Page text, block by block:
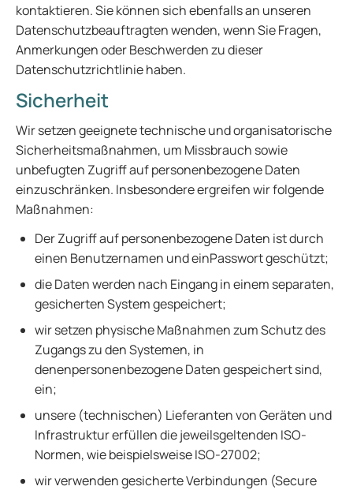
kontaktieren. Sie können sich ebenfalls an unseren
Datenschutzbeauftragten wenden, wenn Sie Fragen,
Anmerkungen oder Beschwerden zu dieser
Datenschutzrichtlinie haben.
Sicherheit
Wir setzen geeignete technische und organisatorische
Sicherheitsmaßnahmen, um Missbrauch sowie
unbefugten Zugriff auf personenbezogene Daten
einzuschränken. Insbesondere ergreifen wir folgende
Maßnahmen:
Der Zugriff auf personenbezogene Daten ist durch
einen Benutzernamen und einPasswort geschützt;
die Daten werden nach Eingang in einem separaten,
gesicherten System gespeichert;
wir setzen physische Maßnahmen zum Schutz des
Zugangs zu den Systemen, in
denenpersonenbezogene Daten gespeichert sind,
ein;
unsere (technischen) Lieferanten von Geräten und
Infrastruktur erfüllen die jeweilsgeltenden ISO-
Normen, wie beispielsweise ISO-27002;
wir verwenden gesicherte Verbindungen (Secure